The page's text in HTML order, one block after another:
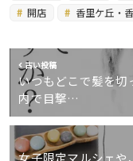
開店
香里ケ丘・
古い投稿
いつもどこで髪を切
内で目撃…
女子限定マルシェや